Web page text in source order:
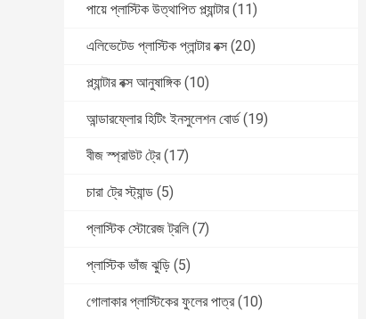
পায়ে প্লাস্টিক উত্থাপিত প্ল্যান্টার (11)
এলিভেটেড প্লাস্টিক প্লান্টার বক্স (20)
প্ল্যান্টার বক্স আনুষাঙ্গিক (10)
আন্ডারফ্লোর হিটিং ইনসুলেশন বোর্ড (19)
বীজ স্প্রাউট ট্রে (17)
চারা ট্রে স্ট্যান্ড (5)
প্লাস্টিক স্টোরেজ ট্রলি (7)
প্লাস্টিক ভাঁজ ঝুড়ি (5)
গোলাকার প্লাস্টিকের ফুলের পাত্র (10)